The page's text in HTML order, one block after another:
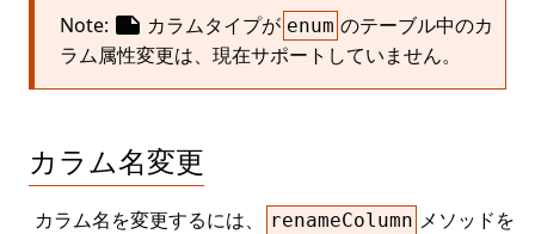
Note: note カラムタイプが enum のテーブル中のカ
ラム属性変更は、現在サポートしていません。
カラム名変更
カラム名を変更するには、 renameColumn メソッドを